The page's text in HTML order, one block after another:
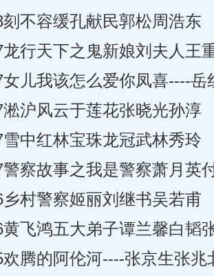
容缓孔献民郭松周浩东
天下之鬼新娘刘夫人王
我该怎么爱你凤喜----岳
风云于莲花张晓光孙淳
红林宝珠龙冠武林秀玲
故事之我是警察萧月英
警察姬丽刘继书吴若甫
鸿五大弟子谭兰馨白韬
的阿伦河----张京生张兆